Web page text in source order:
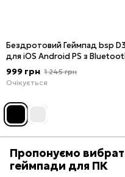
Бездротовий Геймпад bsp D3
для iOS Android PS з
999 грн 1 245 грн
Очікується
Пропонуємо
геймпади для ПК